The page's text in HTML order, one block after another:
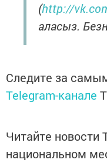
(http://
аласыз.
Следите за
Telegram-канале
Читайте новости
национальном